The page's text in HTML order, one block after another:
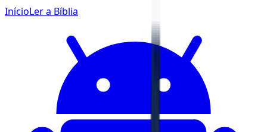
InícioLer a Bíblia